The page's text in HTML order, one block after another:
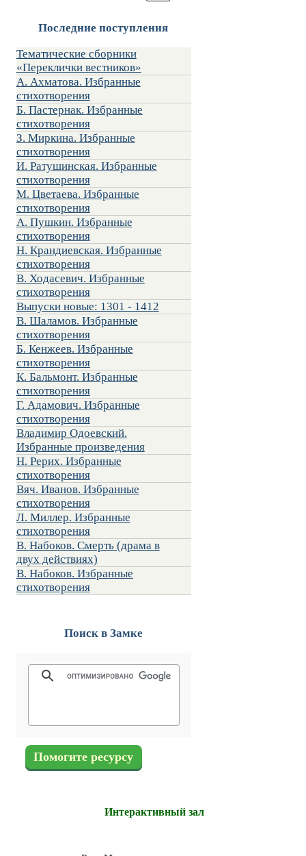
Последние поступления
Тематические сборники
«Переклички вестников»
А. Ахматова. Избранные
стихотворения
Б. Пастернак. Избранные
стихотворения
З. Миркина. Избранные
стихотворения
И. Ратушинская. Избранные
стихотворения
М. Цветаева. Избранные
стихотворения
А. Пушкин. Избранные
стихотворения
Н. Крандиевская. Избранные
стихотворения
В. Ходасевич. Избранные
стихотворения
Выпуски новые: 1301 - 1412
В. Шаламов. Избранные
стихотворения
Б. Кенжеев. Избранные
стихотворения
К. Бальмонт. Избранные
стихотворения
Г. Адамович. Избранные
стихотворения
Владимир Одоевский.
Избранные произведения
Н. Рерих. Избранные
стихотворения
Вяч. Иванов. Избранные
стихотворения
Л. Миллер. Избранные
стихотворения
В. Набоков. Смерть (драма в
двух действиях)
В. Набоков. Избранные
стихотворения
Поиск в Замке
Интерактивный зал
Помогите ресурсу